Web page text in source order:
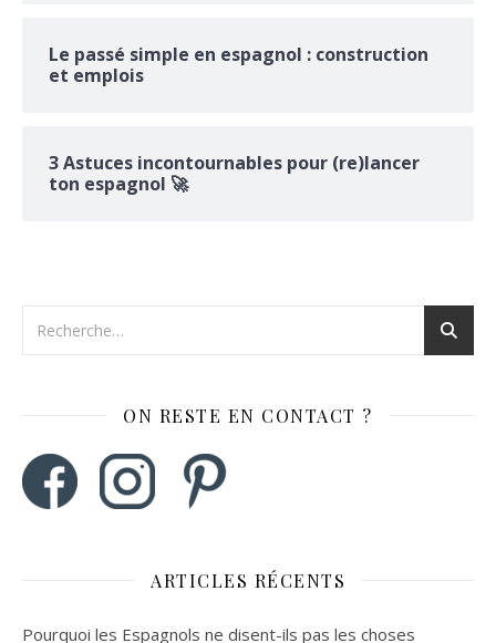
Le passé simple en espagnol : construction
et emplois
3 Astuces incontournables pour (re)lancer
ton espagnol 🚀
ON RESTE EN CONTACT ?
ARTICLES RÉCENTS
Pourquoi les Espagnols ne disent-ils pas les choses